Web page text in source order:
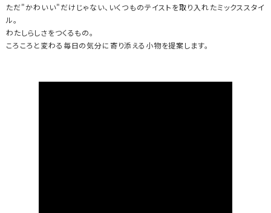
ただ"かわいい"だけじゃない、いくつものテイストを取り入れたミックススタイ
ル。
わたしらしさをつくるもの。
ころころと変わる毎日の気分に寄り添える小物を提案します。